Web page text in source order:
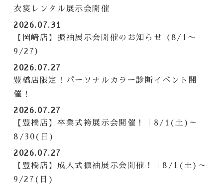
衣裳レンタル展示会開催
2026.07.31
【岡崎店】振袖展示会開催のお知らせ（8/1〜
9/27）
2026.07.27
豊橋店限定！パーソナルカラー診断イベント開
催！
2026.07.27
【豊橋店】卒業式袴展示会開催！｜8/1(土)～
8/30(日)
2026.07.27
【豊橋店】成人式振袖展示会開催！｜8/1(土)～
9/27(日)